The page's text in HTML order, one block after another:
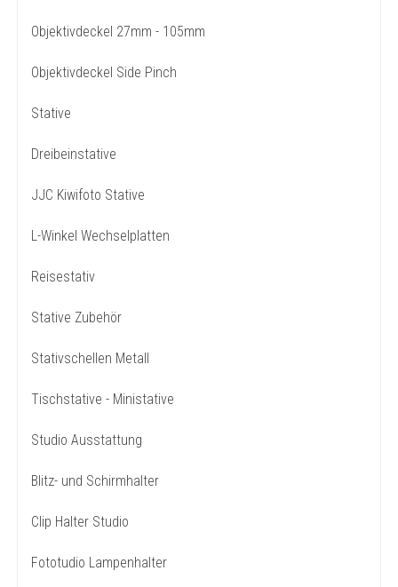
Objektivdeckel 27mm - 105mm
Objektivdeckel Side Pinch
Stative
Dreibeinstative
JJC Kiwifoto Stative
L-Winkel Wechselplatten
Reisestativ
Stative Zubehör
Stativschellen Metall
Tischstative - Ministative
Studio Ausstattung
Blitz- und Schirmhalter
Clip Halter Studio
Fototudio Lampenhalter